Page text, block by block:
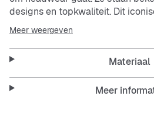
designs en topkwaliteit. Dit
perfecte voorbeeld van.
Het ontwerp is simpel maar
Meer weergeven
Materiaal
Meer